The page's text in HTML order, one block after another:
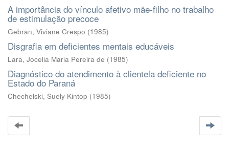
A importância do vínculo afetivo mãe-filho no trabalho
de estimulação precoce
Gebran, Viviane Crespo (1985)
Disgrafia em deficientes mentais educáveis
Lara, Jocelia Maria Pereira de (1985)
Diagnóstico do atendimento à clientela deficiente no
Estado do Paraná
Chechelski, Suely Kintop (1985)